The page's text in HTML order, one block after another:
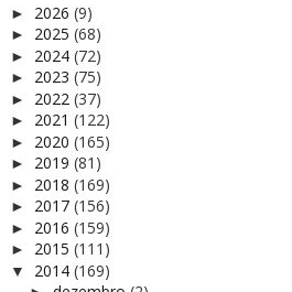
► 2026 (9)
► 2025 (68)
► 2024 (72)
► 2023 (75)
► 2022 (37)
► 2021 (122)
► 2020 (165)
► 2019 (81)
► 2018 (169)
► 2017 (156)
► 2016 (159)
► 2015 (111)
▼ 2014 (169)